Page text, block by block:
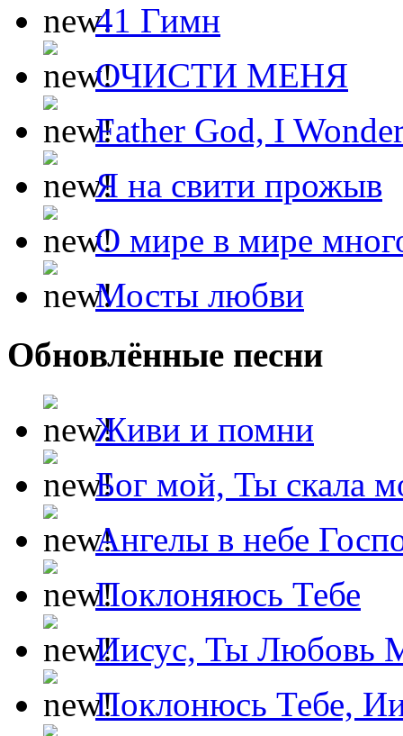
41 Гимн
ОЧИСТИ МЕНЯ
Father God, I
Я на свити прожыв
О мире в мире
Мосты любви
Обновлённые песни
Живи и помни
Бог мой, Ты скала
Ангелы в небе
Поклоняюсь Тебе
Иисус, Ты Любовь
Поклонюсь Тебе,